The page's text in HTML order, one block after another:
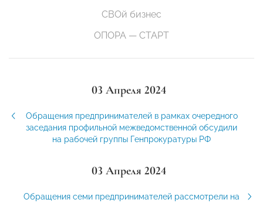
СВОй бизнес
ОПОРА — СТАРТ
03 Апреля 2024
Обращения предпринимателей в рамках очередного
заседания профильной межведомственной обсудили
на рабочей группы Генпрокуратуры РФ
03 Апреля 2024
Обращения семи предпринимателей рассмотрели на